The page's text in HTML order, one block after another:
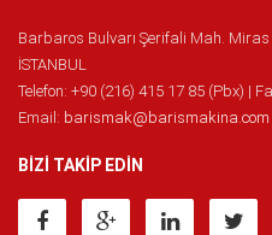
Barbaros Bulvarı Şerifali Mah.
İSTANBUL
Telefon: +90 (216) 415 17 85 (Pbx) |
Email: barismak@barismakina.com
BİZİ TAKİP EDİN